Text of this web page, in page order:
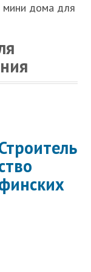
мини дома для